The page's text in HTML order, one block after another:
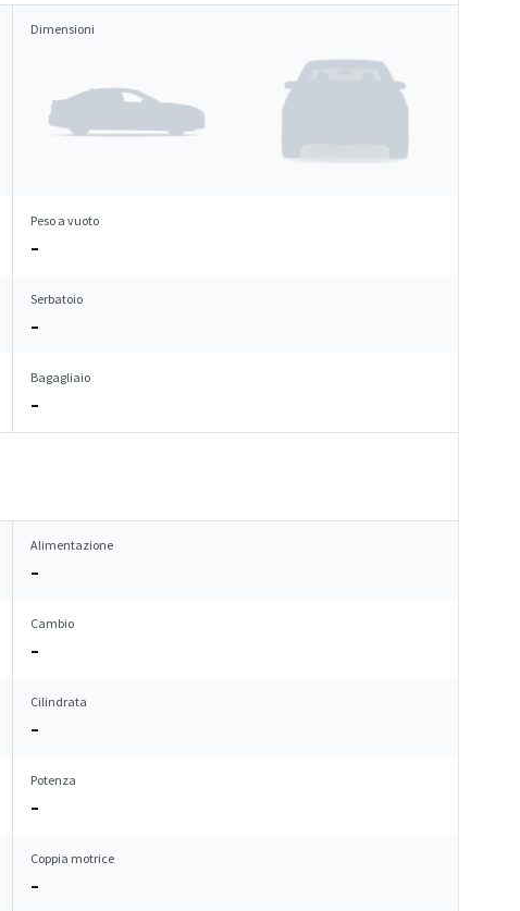
Dimensioni
Peso a vuoto
–
Serbatoio
–
Bagagliaio
–
Alimentazione
–
Cambio
–
Cilindrata
–
Potenza
–
Coppia motrice
–